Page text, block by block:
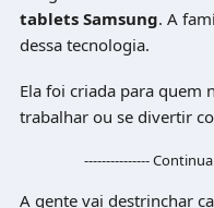
tablets Samsung. A
dessa tecnologia.
Ela foi criada para quem
trabalhar ou se divertir
---------------
A gente vai destrinchar